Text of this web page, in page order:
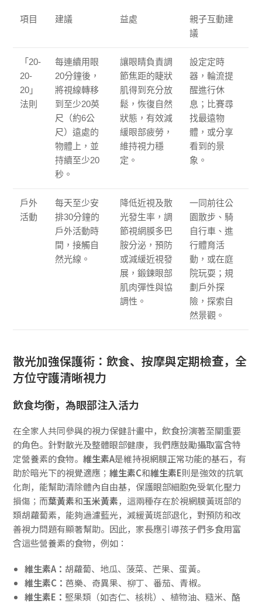
項目 建議 益處
親子互動建
議
「20-
20-
20」
法則
每連續用眼
20分鐘後，
將視線轉移
到至少20英
尺（約6公
尺）遠處的
物體上，並
持續至少20
秒。
讓眼睛負責調
節焦距的睫狀
肌得到充分放
鬆，恢復自然
狀態，有效減
緩眼部疲勞，
維持視力穩
定。
設定定時
器，輪流提
醒進行休
息；比賽尋
找最遠物
體，或分享
看到的景
象。
戶外
活動
每天至少安
排30分鐘的
戶外活動時
間，接觸自
然光線。
降低近視及散
光發生率，調
節視網膜多巴
胺分泌，預防
或減緩近視發
展，鍛鍊眼部
肌肉彈性與協
調性。
一同前往公
園散步、騎
自行車、進
行體育活
動，或在庭
院玩耍；規
劃戶外探
險，探索自
然景觀。
散光加強保護術：飲食、按摩與定期檢查，全
方位守護清晰視力
飲食均衡，為眼部注入活力
在全家人共同參與的視力保健計畫中，飲食扮演著至關重要
的角色。針對散光及整體眼部健康，我們應鼓勵攝取富含特
定營養素的食物。維生素A是維持視網膜正常功能的基石，有
助於暗光下的視覺適應；維生素C和維生素E則是強效的抗氧
化劑，能幫助清除體內自由基，保護眼部細胞免受氧化壓力
損傷；而葉黃素和玉米黃素，這兩種存在於視網膜黃斑部的
類胡蘿蔔素，能夠過濾藍光，減緩黃斑部退化，對預防和改
善視力問題有顯著幫助。因此，家長應引導孩子們多食用富
含這些營養素的食物，例如：
維生素A： 胡蘿蔔、地瓜、菠菜、芒果、蛋黃。
維生素C：芭樂、奇異果、柳丁、番茄、青椒。
維生素E： 堅果類（如杏仁、核桃）、植物油、糙米、酪